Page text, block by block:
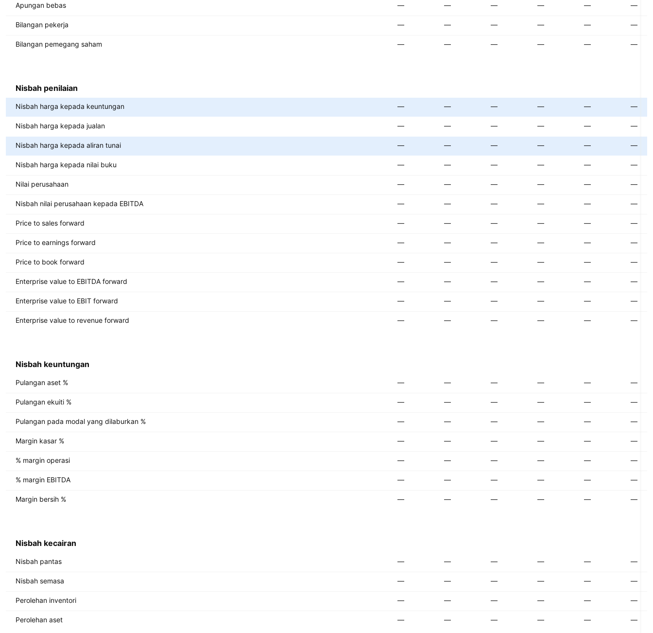
Apungan bebas — — — — — —
Bilangan pekerja — — — — — —
Bilangan pemegang saham — — — — — —
Nisbah penilaian
Nisbah harga kepada keuntungan — — — — — —
Nisbah harga kepada jualan — — — — — —
Nisbah harga kepada aliran tunai — — — — — —
Nisbah harga kepada nilai buku — — — — — —
Nilai perusahaan — — — — — —
Nisbah nilai perusahaan kepada EBITDA — — — — — —
Price to sales forward — — — — — —
Price to earnings forward — — — — — —
Price to book forward — — — — — —
Enterprise value to EBITDA forward — — — — — —
Enterprise value to EBIT forward — — — — — —
Enterprise value to revenue forward — — — — — —
Nisbah keuntungan
Pulangan aset % — — — — — —
Pulangan ekuiti % — — — — — —
Pulangan pada modal yang dilaburkan % — — — — — —
Margin kasar % — — — — — —
% margin operasi — — — — — —
% margin EBITDA — — — — — —
Margin bersih % — — — — — —
Nisbah kecairan
Nisbah pantas — — — — — —
Nisbah semasa — — — — — —
Perolehan inventori — — — — — —
Perolehan aset — — — — — —